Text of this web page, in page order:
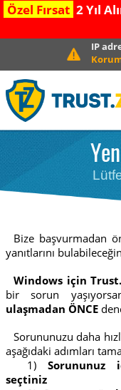
Özel Fırsat 2 Yıl
IP
Bize başvurmadan
yanıtlarını
Windows için
bir sorun
ulaşmadan ÖNCE
Sorununuzu daha
aşağıdaki adımları
1) Sorununuz
seçtiniz